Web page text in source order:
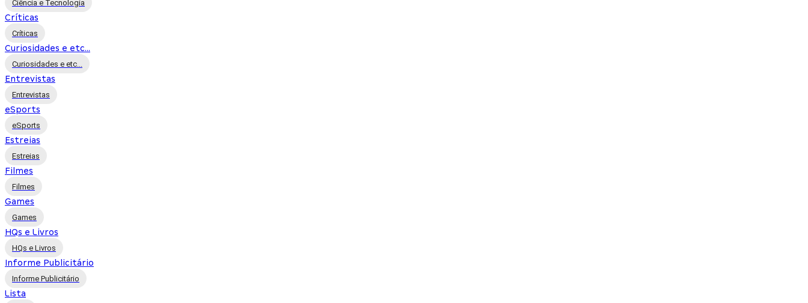
Ciência e Tecnologia
Críticas
Críticas
Curiosidades e etc...
Curiosidades e etc...
Entrevistas
Entrevistas
eSports
eSports
Estreias
Estreias
Filmes
Filmes
Games
Games
HQs e Livros
HQs e Livros
Informe Publicitário
Informe Publicitário
Lista